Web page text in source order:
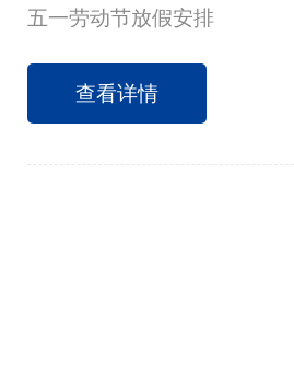
五一劳动节放假安排
查看详情